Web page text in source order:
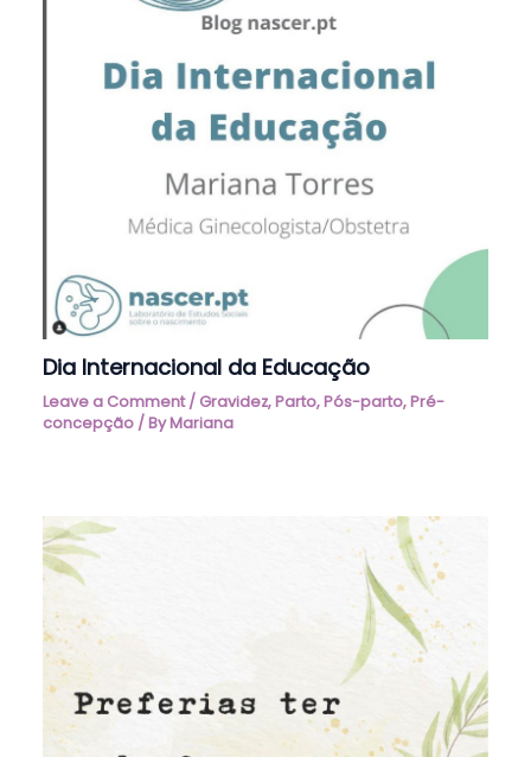
Dia Internacional da Educação
Leave a Comment / Gravidez,Parto,Pós-parto,Pré-
concepção / ByMariana